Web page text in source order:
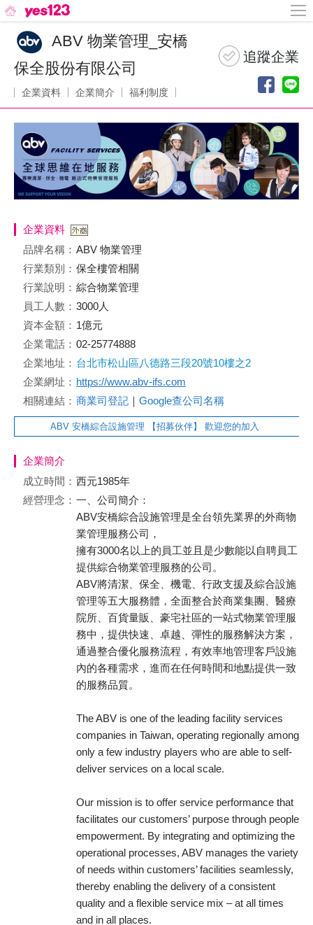
ABV 物業管理_安橋
保全股份有限公司
企業資料 企業簡介 福利制度
企業資料
品牌名稱： ABV 物業管理
行業類別： 保全樓管相關
行業說明： 綜合物業管理
員工人數： 3000人
資本金額： 1億元
企業電話： 02-25774888
企業地址： 台北市松山區八德路三段20號10樓之2
企業網址： https://www.abv-ifs.com
相關連結： 商業司登記 ｜ Google查公司名稱
ABV 安橋綜合設施管理 【招募伙伴】 歡迎您的加入
企業簡介
成立時間： 西元1985年
經營理念： 一、公司簡介：
ABV安橋綜合設施管理是全台領先業界的外商物
業管理服務公司，
擁有3000名以上的員工並且是少數能以自聘員工
提供綜合物業管理服務的公司。
ABV將清潔、保全、機電、行政支援及綜合設施
管理等五大服務體，全面整合於商業集團、醫療
院所、百貨量販、豪宅社區的一站式物業管理服
務中，提供快速、卓越、彈性的服務解決方案，
通過整合優化服務流程，有效率地管理客戶設施
內的各種需求，進而在任何時間和地點提供一致
的服務品質。
The ABV is one of the leading facility services
companies in Taiwan, operating regionally among
only a few industry players who are able to self-
deliver services on a local scale.
Our mission is to offer service performance that
facilitates our customers’ purpose through people
empowerment. By integrating and optimizing the
operational processes, ABV manages the variety
of needs within customers’ facilities seamlessly,
thereby enabling the delivery of a consistent
quality and a flexible service mix – at all times
and in all places.